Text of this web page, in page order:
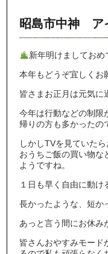
昭島市中神 ア
新年明けましておめ
本年もどうぞ宜しくお
皆さまお正月は元気に
今年は行動などの制限
帰りの方も多かった
しかしTVを見ていた
おうちご飯の買い物な
ようですね。
１日も早く自由に動
長かったような、短か
あっと言う間にお休み
皆さんおやすみモード